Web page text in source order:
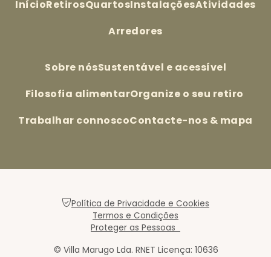
InícioRetirosQuartosInstalaçõesAtividades
Arredores
Sobre nósSustentável e acessível
Filosofia alimentarOrganize o seu retiro
Trabalhar connoscoContacte-nos & mapa
Política de Privacidade e Cookies
Termos e Condições
Proteger as Pessoas
© Villa Marugo Lda. RNET Licença: 10636